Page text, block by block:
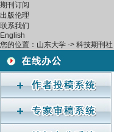
期刊订阅
出版伦理
联系我们
English
您的位置： 山东大学 -> 科技期刊社